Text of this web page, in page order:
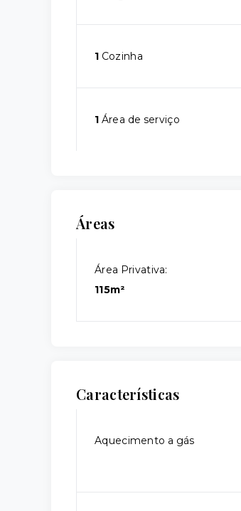
1 Cozinha
1 Área de serviço
Áreas
Área Privativa:
115m²
Características
Aquecimento a gás